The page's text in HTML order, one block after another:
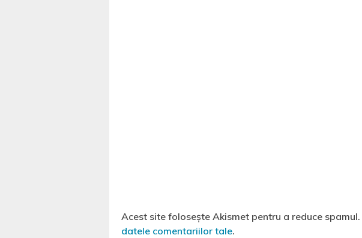
Acest site folosește Akismet pentru a reduce spamul.
datele comentariilor tale.